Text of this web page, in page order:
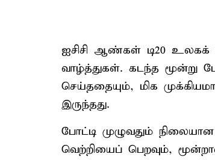
ஐசிசி ஆண்கள் டி20 உலகக்
வாழ்த்துகள். கடந்த மூன்று
செய்ததையும், மிக
இருந்தது.
போட்டி முழுவதும்
வெற்றியைப் பெறவும்,